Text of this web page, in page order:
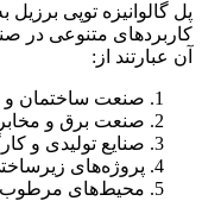
پل گالوانیزه توپی برزیل
کاربردهای متنوعی در
آن عبارتند از:
صنعت ساختمان و
صنعت برق و
صنایع تولیدی و
پروژه‌های
محیط‌های مرطوب